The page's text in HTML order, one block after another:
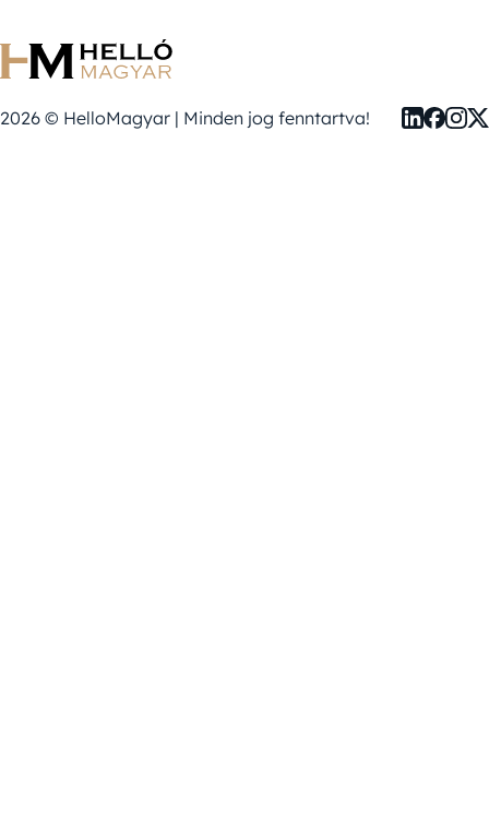
2026 © HelloMagyar | Minden jog fenntartva!